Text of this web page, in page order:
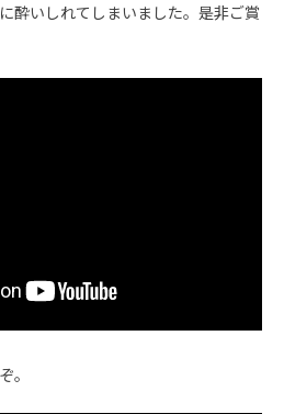
酔いしれてしまいました。是非ご賞
。